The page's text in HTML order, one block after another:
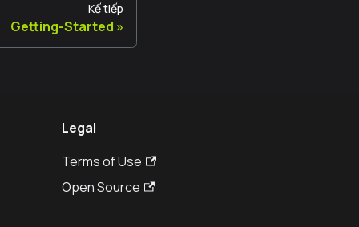
Kế tiếp
Getting-Started
Legal
Terms of Use
Open Source